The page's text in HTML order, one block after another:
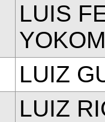
LUIS
LUIZ
LUIZ